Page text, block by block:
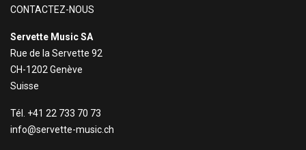
CONTACTEZ-NOUS
Servette Music SA
Rue de la Servette 92
CH-1202 Genève
Suisse
Tél. +41 22 733 70 73
info@servette-music.ch